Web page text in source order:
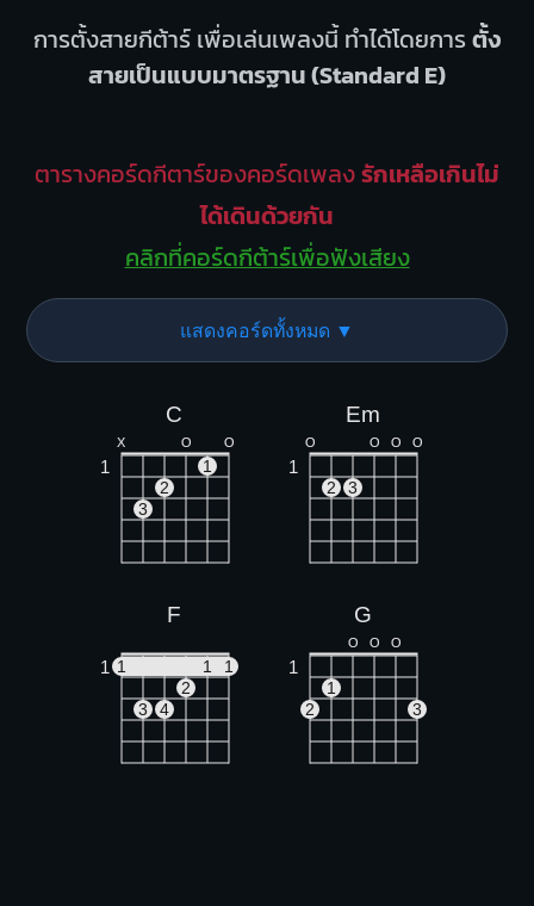
การตั้งสายกีต้าร์ เพื่อเล่นเพลงนี้ ทำได้โดยการตั้ง
สายเป็นแบบมาตรฐาน (Standard E)
ตารางคอร์ดกีตาร์ของคอร์ดเพลงรักเหลือเกินไม่
ได้เดินด้วยกัน
คลิกที่คอร์ดกีต้าร์เพื่อฟังเสียง
แสดงคอร์ดทั้งหมด ▼
C
X O O
1
1
2
3
Em
O O O O
1
2 3
F
1 1 1
1
2
3
4
G
O O O
1
1
2
3